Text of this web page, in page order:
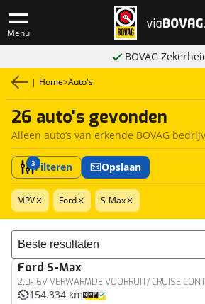
Menu
BOVAG
| Home>Auto's
26 auto's gevonden
Alleen auto’s van erkende BOVAG
3Filteren Opslaan
MPV Ford S-Max
Sorteer resultaten
Ford S-Max
2.0-16V VERWARMDE VOORRUIT/ CRUISE
154.334 km